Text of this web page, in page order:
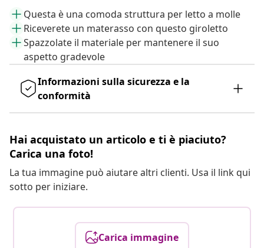
Questa è una comoda struttura per letto a molle
Riceverete un materasso con questo giroletto
Spazzolate il materiale per mantenere il suo
aspetto gradevole
Informazioni sulla sicurezza e la
conformità
Hai acquistato un articolo e ti è piaciuto?
Carica una foto!
La tua immagine può aiutare altri clienti. Usa il link qui
sotto per iniziare.
Carica immagine